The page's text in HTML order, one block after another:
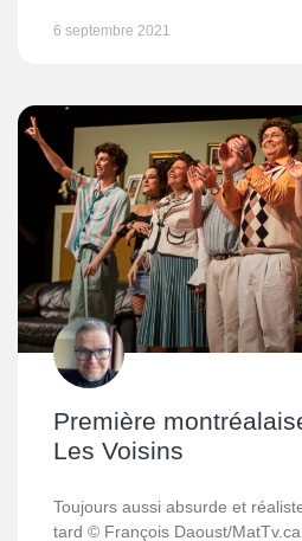
6 septembre 2021
Première
Les Voisins
Toujours aussi absurde et
tard © François Daoust/